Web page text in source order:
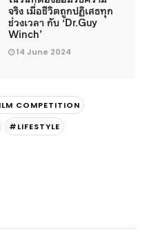
จริง เมื่อชีวิตถูกปฏิเสธทุก
ช่วงเวลา กับ ‘Dr.Guy
Winch’
14 June 2024
COMPETITION
#LIFESTYLE